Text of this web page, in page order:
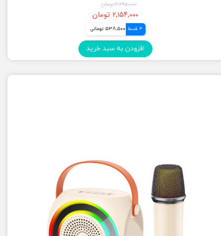
۲,۲۹۵,۰۰۰ تومان
۲,۱۵۴,۰۰۰ تومان
4 قسط 538,500 تومانی
افزودن به سبد خرید